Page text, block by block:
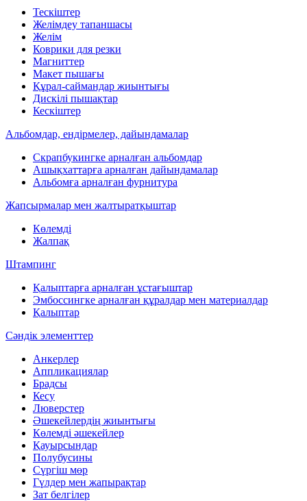
Тескіштер
Желімдеу тапаншасы
Желім
Коврики для резки
Магниттер
Макет пышағы
Құрал-саймандар жиынтығы
Дискілі пышақтар
Кескіштер
Альбомдар, ендірмелер, дайындамалар
Скрапбукингке арналған альбомдар
Ашықхаттарға арналған дайындамалар
Альбомға арналған фурнитура
Жапсырмалар мен жалтыратқыштар
Көлемді
Жалпақ
Штампинг
Қалыптарға арналған ұстағыштар
Эмбоссингке арналған құралдар мен материалдар
Қалыптар
Сәндік элементтер
Анкерлер
Аппликациялар
Брадсы
Кесу
Люверстер
Әшекейлердің жиынтығы
Көлемді әшекейлер
Қауырсындар
Полубусины
Сүргіш мөр
Гүлдер мен жапырақтар
Зат белгілер